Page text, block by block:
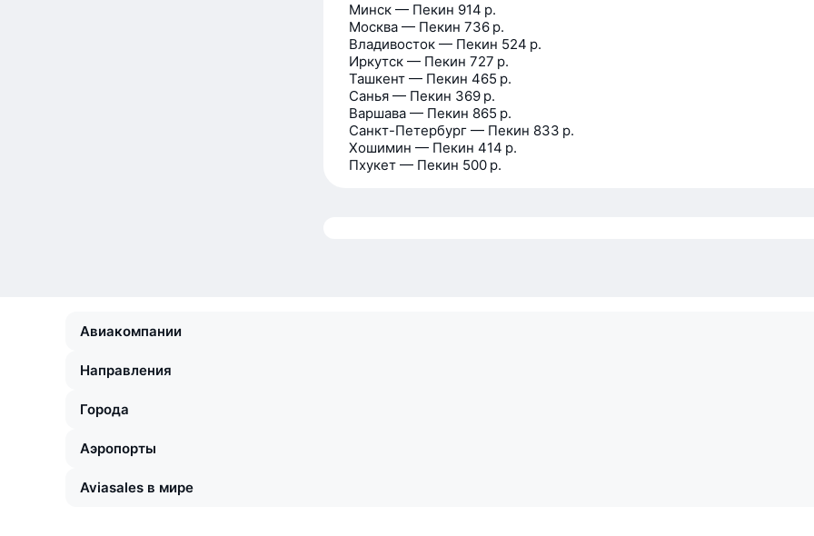
Минск — Пекин 914 р.
Москва — Пекин 736 р.
Владивосток — Пекин 524 р.
Иркутск — Пекин 727 р.
Ташкент — Пекин 465 р.
Санья — Пекин 369 р.
Варшава — Пекин 865 р.
Санкт-Петербург — Пекин 833 р.
Хошимин — Пекин 414 р.
Пхукет — Пекин 500 р.
Авиакомпании
Направления
Города
Аэропорты
Aviasales в мире